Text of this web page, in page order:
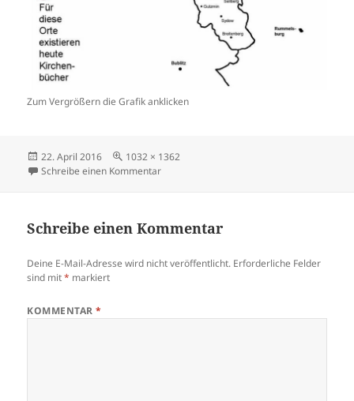
Zum Vergrößern die Grafik anklicken
Veröffentlicht
am
22. April 2016 Originalgröße
1032 × 1362
Schreibe einen Kommentarzu Kirchenbücher Schlawe
Schreibe einen Kommentar
Deine E-Mail-Adresse wird nicht veröffentlicht. Erforderliche Felder
sind mit* markiert
KOMMENTAR*